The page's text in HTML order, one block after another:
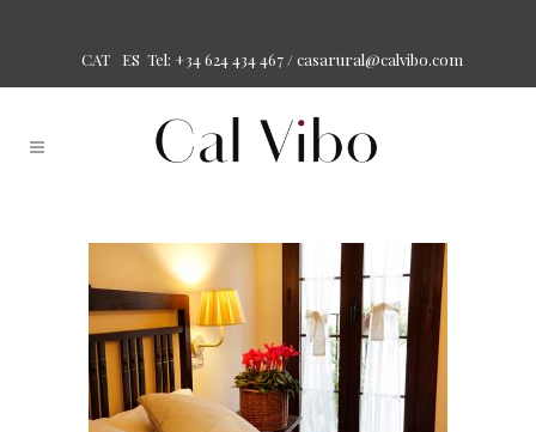
CAT ES Tel: +34 624 434 467 / casarural@calvibo.com